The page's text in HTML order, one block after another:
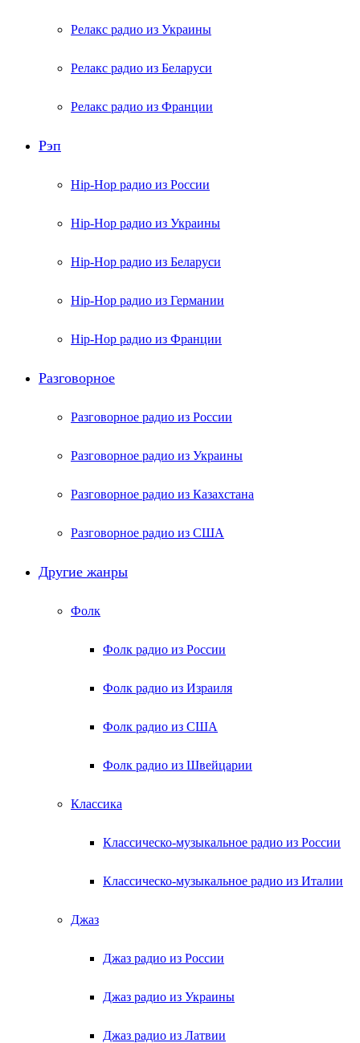
Релакс радио из Украины
Релакс радио из Беларуси
Релакс радио из Франции
Рэп
Hip-Hop радио из России
Hip-Hop радио из Украины
Hip-Hop радио из Беларуси
Hip-Hop радио из Германии
Hip-Hop радио из Франции
Разговорное
Разговорное радио из России
Разговорное радио из Украины
Разговорное радио из Казахстана
Разговорное радио из США
Другие жанры
Фолк
Фолк радио из России
Фолк радио из Израиля
Фолк радио из США
Фолк радио из Швейцарии
Классика
Классическо-музыкальное радио из России
Классическо-музыкальное радио из Италии
Джаз
Джаз радио из России
Джаз радио из Украины
Джаз радио из Латвии